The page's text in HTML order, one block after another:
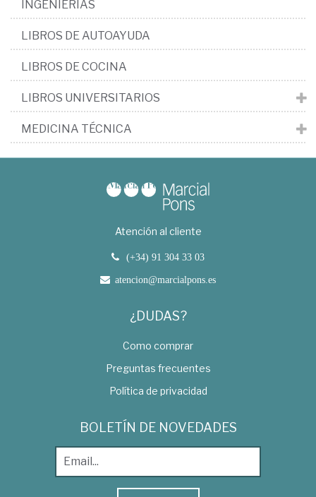
INGENIERÍAS
LIBROS DE AUTOAYUDA
LIBROS DE COCINA
LIBROS UNIVERSITARIOS
MEDICINA TÉCNICA
Atención al cliente
(+34) 91 304 33 03
atencion@marcialpons.es
¿DUDAS?
Como comprar
Preguntas frecuentes
Política de privacidad
BOLETÍN DE NOVEDADES